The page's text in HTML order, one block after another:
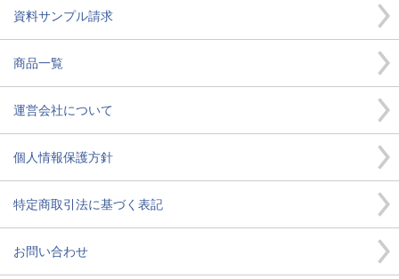
資料サンプル請求
商品一覧
運営会社について
個人情報保護方針
特定商取引法に基づく表記
お問い合わせ